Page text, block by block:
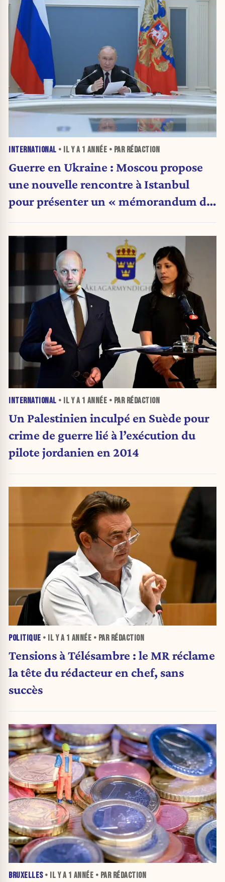
INTERNATIONAL • IL Y A 1 ANNÉE • PAR RÉDACTION
Guerre en Ukraine : Moscou propose
une nouvelle rencontre à Istanbul
pour présenter un « mémorandum de
INTERNATIONAL • IL Y A 1 ANNÉE • PAR RÉDACTION
Un Palestinien inculpé en Suède pour
crime de guerre lié à l’exécution du
pilote jordanien en 2014
POLITIQUE • IL Y A 1 ANNÉE • PAR RÉDACTION
Tensions à Télésambre : le MR réclame
la tête du rédacteur en chef, sans
succès
BRUXELLES• IL Y A 1 ANNÉE • PAR RÉDACTION